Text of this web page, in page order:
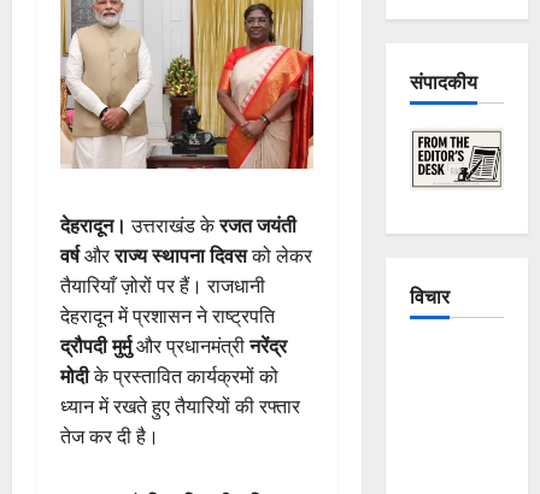
देहरादून। उत्तराखंड केरजत जयंती
वर्षऔरराज्य स्थापना दिवसको लेकर
तैयारियाँ ज़ोरों पर हैं। राजधानी
देहरादून में प्रशासन ने राष्ट्रपति
द्रौपदी मुर्मुऔर प्रधानमंत्रीनरेंद्र
मोदीके प्रस्तावित कार्यक्रमों को
ध्यान में रखते हुए तैयारियों की रफ्तार
तेज कर दी है।
संपादकीय
विचार